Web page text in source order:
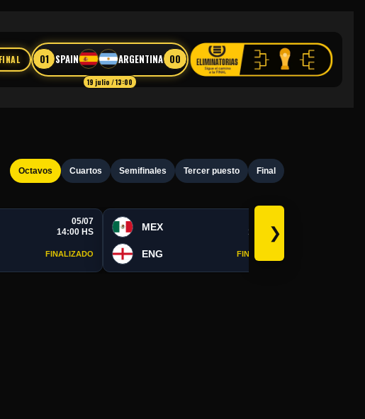
FINAL 01 SPAIN ARGENTINA 00
19 julio / 13:00
Octavos Cuartos Semifinales Tercer puesto Final
05/07
14:00 HS
FINALIZADO
MEX
19:00 HS
ENG FINALIZADO
❯